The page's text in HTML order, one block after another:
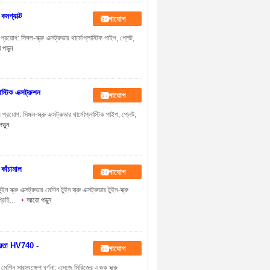
যোগাযোগ
সিঙ্গল-স্ক্রু এক্সট্রুডার থার্মোপ্লাস্টিক পাইপ, প্লেট,
এক্সট্রুশন যোগাযোগ
সিঙ্গল-স্ক্রু এক্সট্রুডার থার্মোপ্লাস্টিক পাইপ, প্লেট,
যোগাযোগ
এক্সট্রুডার মেশিন টুইন স্ক্রু এক্সট্রুডার টুইন-স্ক্রু
আরো পড়ুন
HV740 - যোগাযোগ
সারসংক্ষেপ বর্ণনা: এসজে সিরিজের একক স্ক্রু